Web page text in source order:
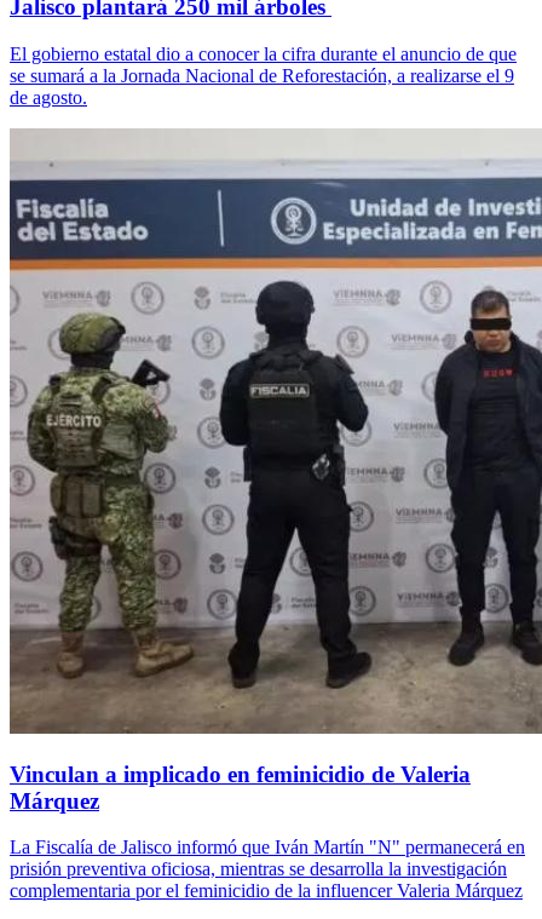
Jalisco plantará 250 mil árboles
El gobierno estatal dio a conocer la cifra durante el anuncio de que
se sumará a la Jornada Nacional de Reforestación, a realizarse el 9
de agosto.
Vinculan a implicado en feminicidio de Valeria
Márquez
La Fiscalía de Jalisco informó que Iván Martín "N" permanecerá en
prisión preventiva oficiosa, mientras se desarrolla la investigación
complementaria por el feminicidio de la influencer Valeria Márquez